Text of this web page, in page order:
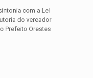
com a Lei
do vereador
Prefeito Orestes